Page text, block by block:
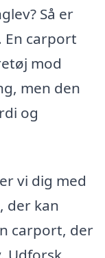
Så er
carport
mod
men den
og
vi dig med
der kan
carport, der